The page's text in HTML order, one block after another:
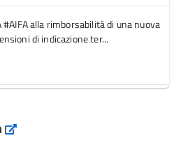
#AIFA alla rimborsabilità di una nuova
di indicazione ter...
Instagram